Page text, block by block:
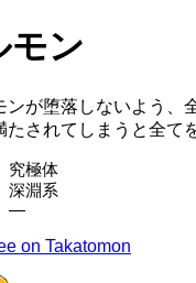
モン
ンが堕落しないよう、
たされてしまうと全て
究極体
深淵系
—
on Takatomon